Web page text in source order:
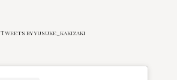
Tweets by yusuke_kakizaki